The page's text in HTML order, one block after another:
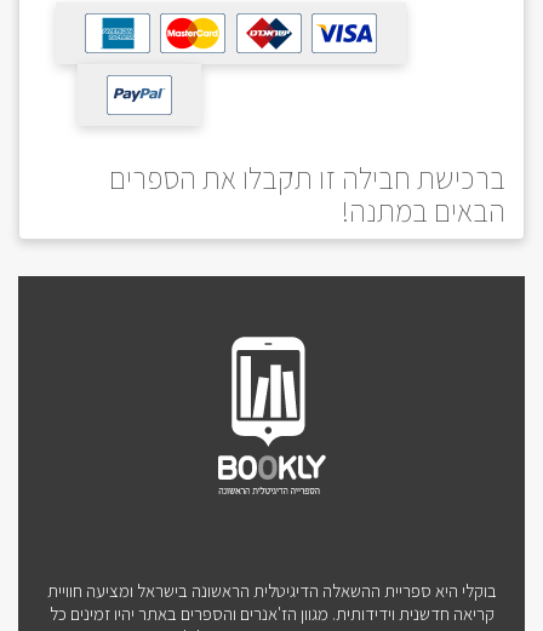
ברכישת חבילה זו תקבלו את הספרים
הבאים במתנה!
בוקלי היא ספריית ההשאלה הדיגיטלית הראשונה בישראל ומציעה חוויית
קריאה חדשנית וידידותית. מגוון הז'אנרים והספרים באתר יהיו זמינים כל